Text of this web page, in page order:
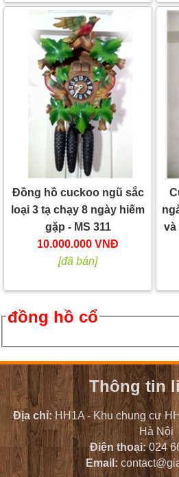
Đồng hồ cuckoo ngũ sắc
loại 3 tạ chạy 8 ngày hiếm
gặp - MS 311
10.000.000 VNĐ
[đã bán]
và
đồng hồ cổ
Thông tin
Địa chỉ:HH1A - Khu chung cư
Hà Nội
Điện thoại:024
Email: